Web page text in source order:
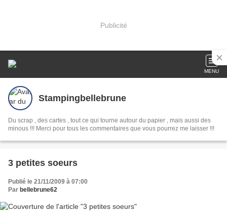
Publicité
MENU
Stampingbellebrune
Du scrap , des cartes , tout ce qui tourne autour du papier , mais aussi des
minous !!! Merci pour tous les commentaires que vous pourrez me laisser !!!
3 petites soeurs
Publié le 21/11/2009 à 07:00
Par bellebrune62